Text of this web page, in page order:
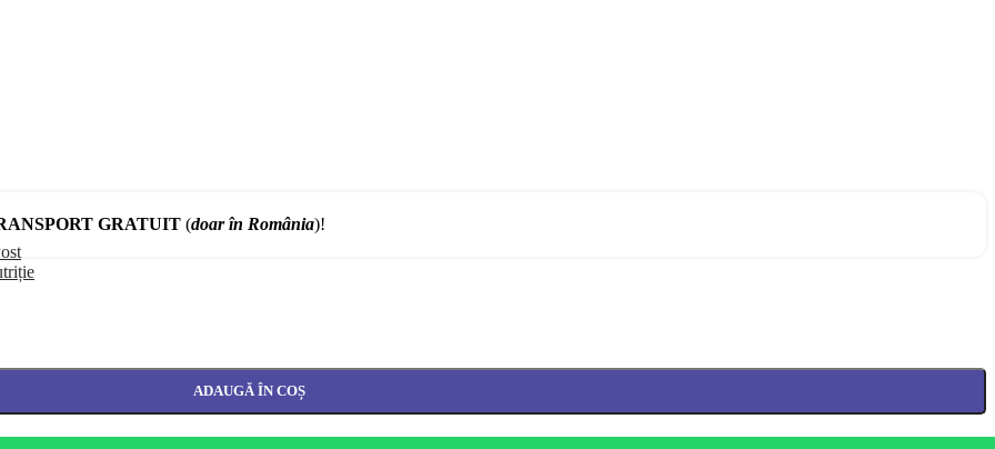
GRATUIT (doar în România)!
ADAUGĂ ÎN COȘ